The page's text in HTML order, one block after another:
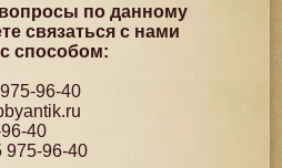
по данному
связаться с нами
способом:
96-40
40
975-96-40